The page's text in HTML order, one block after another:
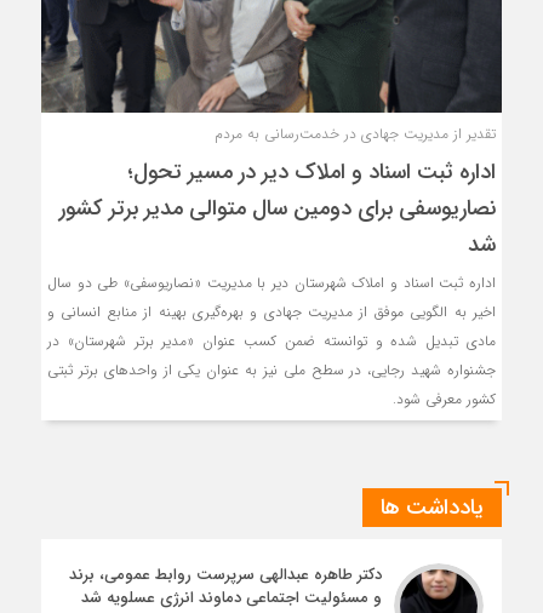
تقدیر از مدیریت جهادی در خدمت‌رسانی به مردم
اداره ثبت اسناد و املاک دیر در مسیر تحول؛
نصاریوسفی برای دومین سال متوالی مدیر برتر کشور
شد
اداره ثبت اسناد و املاک شهرستان دیر با مدیریت «نصاریوسفی» طی دو سال
اخیر به الگویی موفق از مدیریت جهادی و بهره‌گیری بهینه از منابع انسانی و
مادی تبدیل شده و توانسته ضمن کسب عنوان «مدیر برتر شهرستان» در
جشنواره شهید رجایی، در سطح ملی نیز به عنوان یکی از واحدهای برتر ثبتی
کشور معرفی شود.
یادداشت ها
دکتر طاهره عبدالهی سرپرست روابط عمومی، برند
و مسئولیت اجتماعی دماوند انرژی عسلویه شد